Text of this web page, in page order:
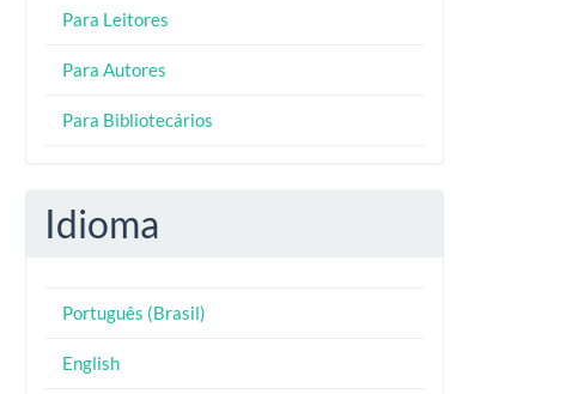
Para Leitores
Para Autores
Para Bibliotecários
Idioma
Português (Brasil)
English